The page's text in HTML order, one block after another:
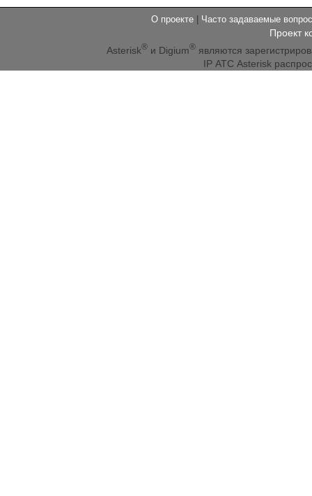
О проекте Часто задаваемые
Проект
Asterisk® и Digium® являются
IP АТС Asterisk